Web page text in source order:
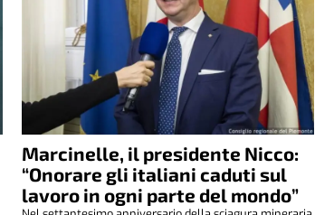
Marcinelle, il presidente Nicco:
“Onorare gli italiani caduti sul
lavoro in ogni parte del mondo”